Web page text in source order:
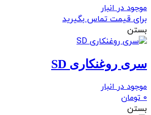
موجود در انبار
برای قیمت تماس بگیرید
بستن
سری روغنکاری SD
موجود در انبار
0 تومان
بستن